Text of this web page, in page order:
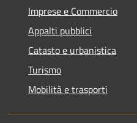
Imprese e Commercio
Appalti pubblici
Catasto e urbanistica
Turismo
Mobilità e trasporti